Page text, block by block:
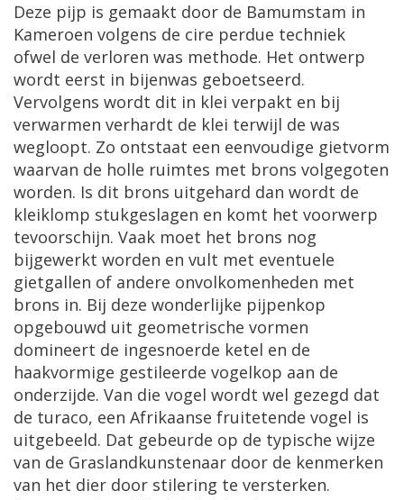
Deze pijp is gemaakt door de Bamumstam in
Kameroen volgens de cire perdue techniek
ofwel de verloren was methode. Het ontwerp
wordt eerst in bijenwas geboetseerd.
Vervolgens wordt dit in klei verpakt en bij
verwarmen verhardt de klei terwijl de was
wegloopt. Zo ontstaat een eenvoudige gietvorm
waarvan de holle ruimtes met brons volgegoten
worden. Is dit brons uitgehard dan wordt de
kleiklomp stukgeslagen en komt het voorwerp
tevoorschijn. Vaak moet het brons nog
bijgewerkt worden en vult met eventuele
gietgallen of andere onvolkomenheden met
brons in. Bij deze wonderlijke pijpenkop
opgebouwd uit geometrische vormen
domineert de ingesnoerde ketel en de
haakvormige gestileerde vogelkop aan de
onderzijde. Van die vogel wordt wel gezegd dat
de turaco, een Afrikaanse fruitetende vogel is
uitgebeeld. Dat gebeurde op de typische wijze
van de Graslandkunstenaar door de kenmerken
van het dier door stilering te versterken.